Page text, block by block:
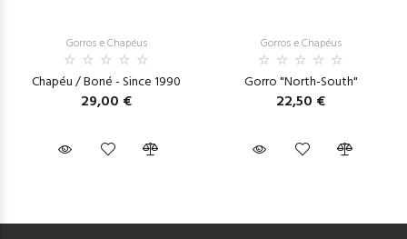
Gorros e Chapéus
Chapéu / Boné - Since 1990
29,00 €
Gorros e Chapéus
Gorro "North-South"
22,50 €